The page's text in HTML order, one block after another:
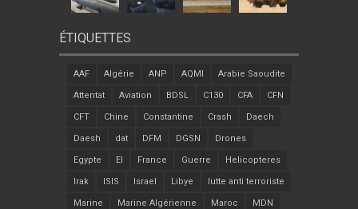
ÉTIQUETTES
AAF Algérie ANP AQMI Arabie Saoudite
Attentat Aviation BDSL C130 CFA CFN
CFT Chine Constantine Crash Daech
Daesh dat DFM DGSN Drones
Egypte EI France Guerre Helicopteres
Irak ISIS Israel Libye lutte anti terroriste
Marine Marine Algérienne Maroc MDN